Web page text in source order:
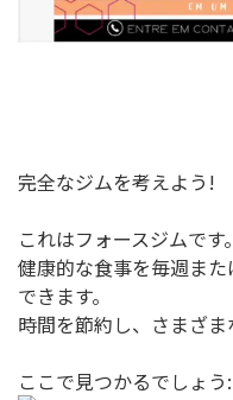
完全なジムを考えよう!
これはフォースジムです
健康的な食事を毎週また
できます。
時間を節約し、さまざま
ここで見つかるでしょう: